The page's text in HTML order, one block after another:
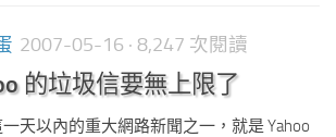
2007-05-16 · 8,247 次閱讀
的垃圾信要無上限了
天以內的重大網路新聞之一，就是 Yahoo